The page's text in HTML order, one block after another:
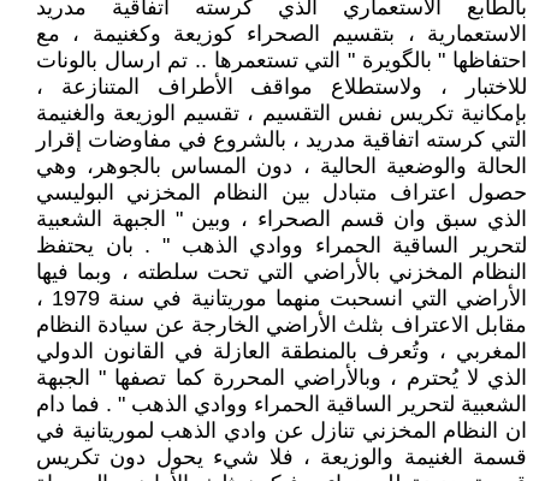
بالطابع الاستعماري الذي كرسته اتفاقية مدريد
الاستعمارية ، بتقسيم الصحراء كوزيعة وكغنيمة ، مع
احتفاظها " بالگويرة " التي تستعمرها .. تم ارسال بالونات
للاختبار ، ولاستطلاع مواقف الأطراف المتنازعة ،
بإمكانية تكريس نفس التقسيم ، تقسيم الوزيعة والغنيمة
التي كرسته اتفاقية مدريد ، بالشروع في مفاوضات إقرار
الحالة والوضعية الحالية ، دون المساس بالجوهر، وهي
حصول اعتراف متبادل بين النظام المخزني البوليسي
الذي سبق وان قسم الصحراء ، وبين " الجبهة الشعبية
لتحرير الساقية الحمراء ووادي الذهب " . بان يحتفظ
النظام المخزني بالأراضي التي تحت سلطته ، وبما فيها
الأراضي التي انسحبت منهما موريتانية في سنة 1979 ،
مقابل الاعتراف بثلث الأراضي الخارجة عن سيادة النظام
المغربي ، وتُعرف بالمنطقة العازلة في القانون الدولي
الذي لا يُحترم ، وبالأراضي المحررة كما تصفها " الجبهة
الشعبية لتحرير الساقية الحمراء ووادي الذهب " . فما دام
ان النظام المخزني تنازل عن وادي الذهب لموريتانية في
قسمة الغنيمة والوزيعة ، فلا شيء يحول دون تكريس